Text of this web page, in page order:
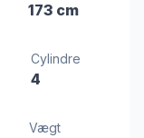
173 cm
Cylindre
4
Vægt